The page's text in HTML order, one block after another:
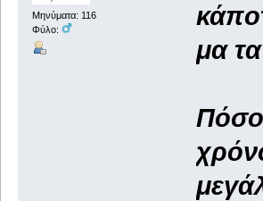
Μηνύματα: 116
Φύλο:
μα